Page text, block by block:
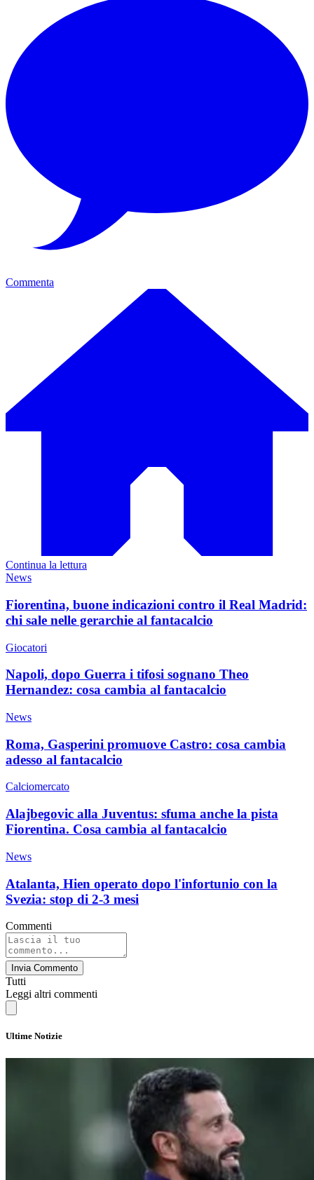
Commenta
Continua la lettura
News
Fiorentina, buone indicazioni contro il Real Madrid:
chi sale nelle gerarchie al fantacalcio
Giocatori
Napoli, dopo Guerra i tifosi sognano Theo
Hernandez: cosa cambia al fantacalcio
News
Roma, Gasperini promuove Castro: cosa cambia
adesso al fantacalcio
Calciomercato
Alajbegovic alla Juventus: sfuma anche la pista
Fiorentina. Cosa cambia al fantacalcio
News
Atalanta, Hien operato dopo l'infortunio con la
Svezia: stop di 2-3 mesi
Commenti
Invia Commento
Tutti
Leggi altri commenti
Ultime Notizie